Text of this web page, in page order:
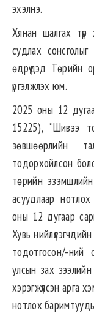
эхэлнэ.
Хянан шалгах
судлах
өдрүүдэд Төрийн
үргэлжлэх юм.
2025 оны 12
15225), “Шивээ
зөвшөөрлийн
тодорхойлсон
төрийн
асуудлаар
оны 12 дугаар
Хувь
тодотгосон/-ний
улсын зах зээлийн
хэрэгжүүлсэн арга
нотлох